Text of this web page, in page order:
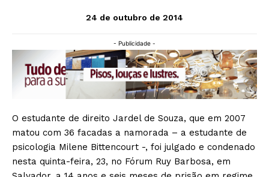
24 de outubro de 2014
- Publicidade -
O estudante de direito Jardel de Souza, que em 2007
matou com 36 facadas a namorada – a estudante de
psicologia Milene Bittencourt -, foi julgado e condenado
nesta quinta-feira, 23, no Fórum Ruy Barbosa, em